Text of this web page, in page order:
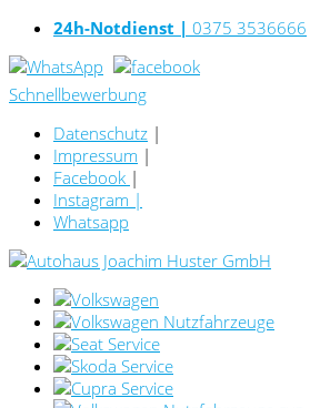
24h-Notdienst | 0375 3536666
Schnellbewerbung
Datenschutz |
Impressum |
Facebook |
Instagram |
Whatsapp